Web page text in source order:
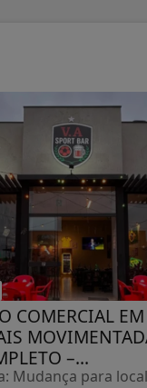
COMERCIAL
–...
Mudança para